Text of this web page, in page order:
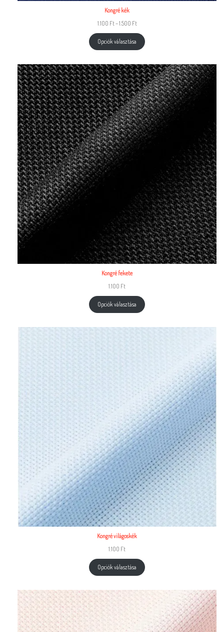
Kongré kék
1.100 Ft–1.500 Ft
Opciók választása
Kongré fekete
1.100 Ft
Opciók választása
Kongré világoskék
1.100 Ft
Opciók választása